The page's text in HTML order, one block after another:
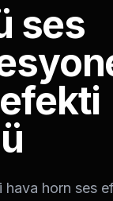
ses
hava horn ses